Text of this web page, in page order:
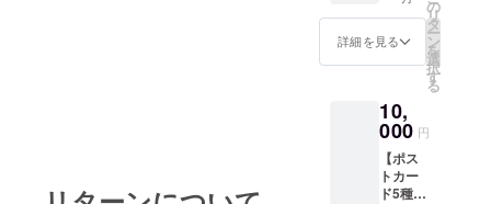
絵・新
版画
備考欄
に記載
下さ
がない
場合は
当店の
オスス
メ商品
を選び
イズ...
594×84
1mm ★
ご希望
ジャン
ルをオ
プショ
ンから
選んで
いただ
詳細を見る
の
リ
タ
ー
ン
を
選
択
す
る
10,
000 円
【ポス
トカー
ド5種類